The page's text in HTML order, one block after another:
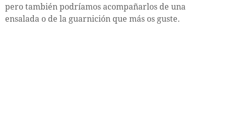
pero también podríamos acompañarlos de una
ensalada o de la guarnición que más os guste.